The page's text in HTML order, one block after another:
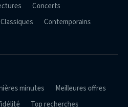
Concerts
Classiques
Contemporains
minutes
Meilleures offres
Top recherches